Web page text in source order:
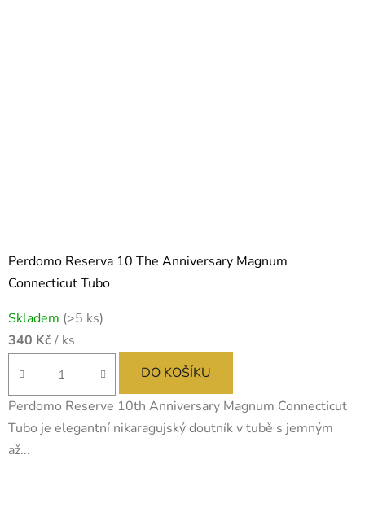
Perdomo Reserva 10 The Anniversary Magnum
Connecticut Tubo
Skladem (>5 ks)
340 Kč/ ks
DO KOŠÍKU
Perdomo Reserve 10th Anniversary Magnum Connecticut
Tubo je elegantní nikaragujský doutník v tubě s jemným
až...